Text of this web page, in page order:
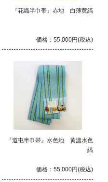
『花織半巾帯』赤地 白薄黄縞
価格：55,000円(税込)
『道屯半巾帯』水色地 黄濃水色
縞
価格：55,000円(税込)